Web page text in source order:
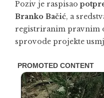
Poziv je raspisao
Branko Bačić, a
registriranim pravnim
sprovode projekte